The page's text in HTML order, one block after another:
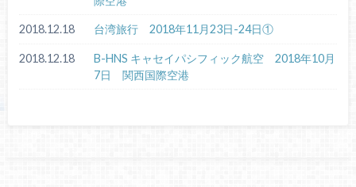
2018.12.18 台湾旅行 2018年11月23日-24日①
2018.12.18
B-HNS キャセイパシフィック航空 2018年10月
7日 関西国際空港